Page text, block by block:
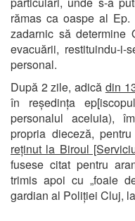
rămas ca oaspe al
zadarnic să determine
evacuării, restituindu-i-
personal.
După 2 zile, adică din
în reședința
personalul aceluia),
propria dieceză,
reținut la Biroul
fusese citat pentru
trimis apoi cu „foaie
gardian al Poliției Cluj,